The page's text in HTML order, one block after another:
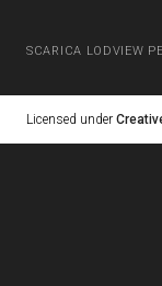
SCARICA LODVIEW
Licensed under